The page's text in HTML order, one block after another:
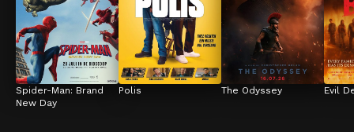
Spider-Man: Brand
New Day
Polis The Odyssey Evil